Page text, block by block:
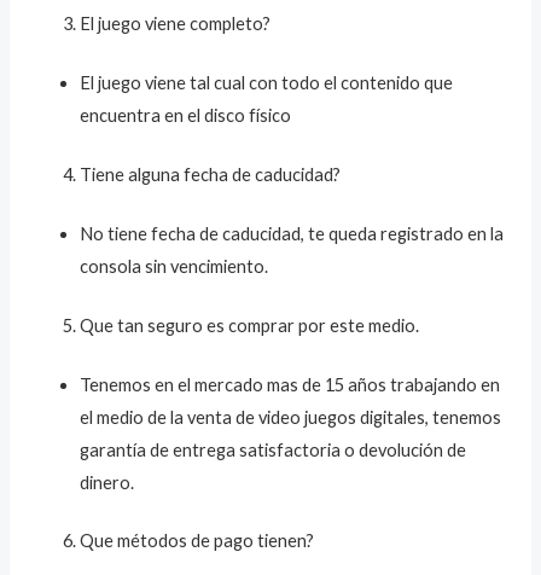
El juego viene completo?
El juego viene tal cual con todo el contenido que
encuentra en el disco físico
Tiene alguna fecha de caducidad?
No tiene fecha de caducidad, te queda registrado en la
consola sin vencimiento.
Que tan seguro es comprar por este medio.
Tenemos en el mercado mas de 15 años trabajando en
el medio de la venta de video juegos digitales, tenemos
garantía de entrega satisfactoria o devolución de
dinero.
Que métodos de pago tienen?